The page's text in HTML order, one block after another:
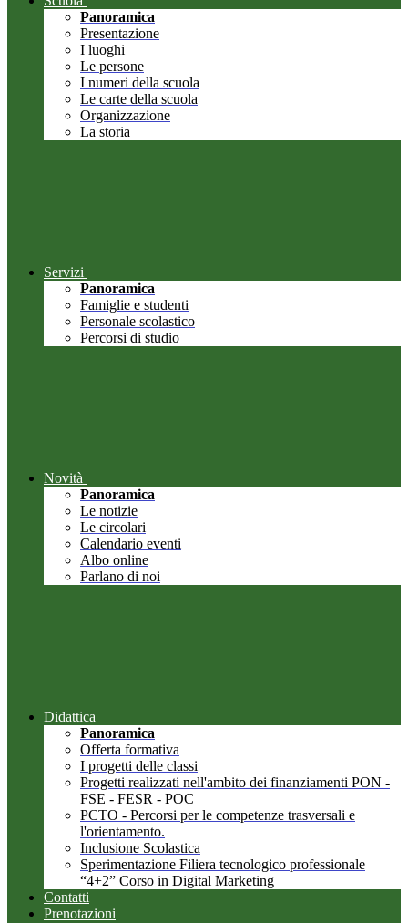
Panoramica
Presentazione
I luoghi
Le persone
I numeri della scuola
Le carte della scuola
Organizzazione
La storia
Servizi
Panoramica
Famiglie e studenti
Personale scolastico
Percorsi di studio
Novità
Panoramica
Le notizie
Le circolari
Calendario eventi
Albo online
Parlano di noi
Didattica
Panoramica
Offerta formativa
I progetti delle classi
Progetti realizzati nell'ambito dei finanziamenti PON -
FSE - FESR - POC
PCTO - Percorsi per le competenze trasversali e
l'orientamento.
Inclusione Scolastica
Sperimentazione Filiera tecnologico professionale
“4+2” Corso in Digital Marketing
Contatti
Prenotazioni